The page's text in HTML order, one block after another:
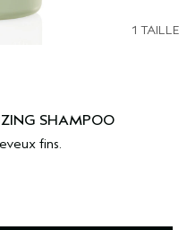
1 TAILLE
SHAMPOO
fins.